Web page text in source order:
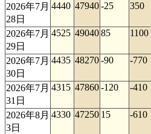
2026年7月
28日
4440 47940-25 350
2026年7月
29日
4525 4904085 1100
2026年7月
30日
4435 48270-90 -770
2026年7月
31日
4315 47860-120 -410
2026年8月
3日
4330 47250 15 -610